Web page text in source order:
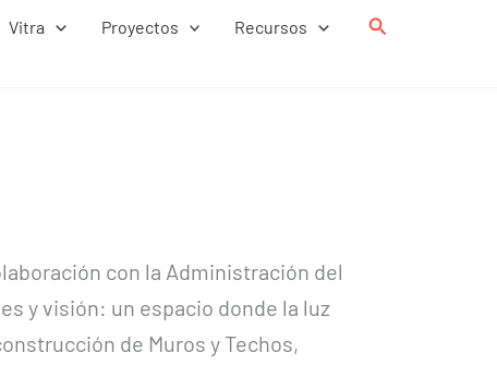
Vitra Proyectos Recursos Buscar
con la Administración del
y visión: un espacio donde la luz
de Muros y Techos,